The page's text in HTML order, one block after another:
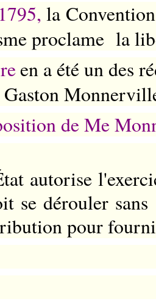
la
proclame la
en a été un des
de Me
autorise
se dérouler sans
pour